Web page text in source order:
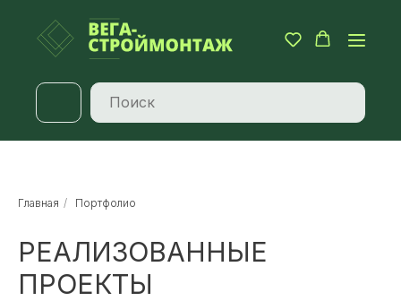
Главная / Портфолио
РЕАЛИЗОВАННЫЕ
ПРОЕКТЫ